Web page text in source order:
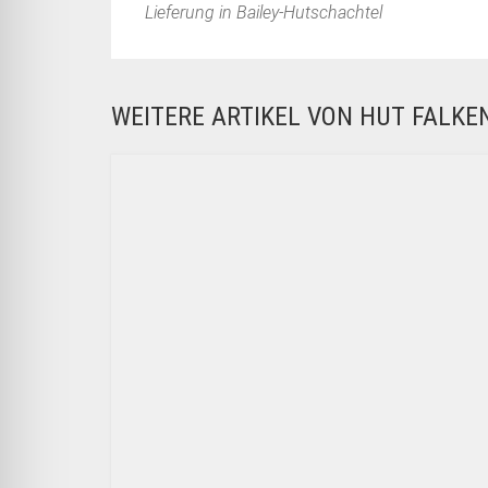
Lieferung in Bailey-Hutschachtel
WEITERE ARTIKEL VON HUT